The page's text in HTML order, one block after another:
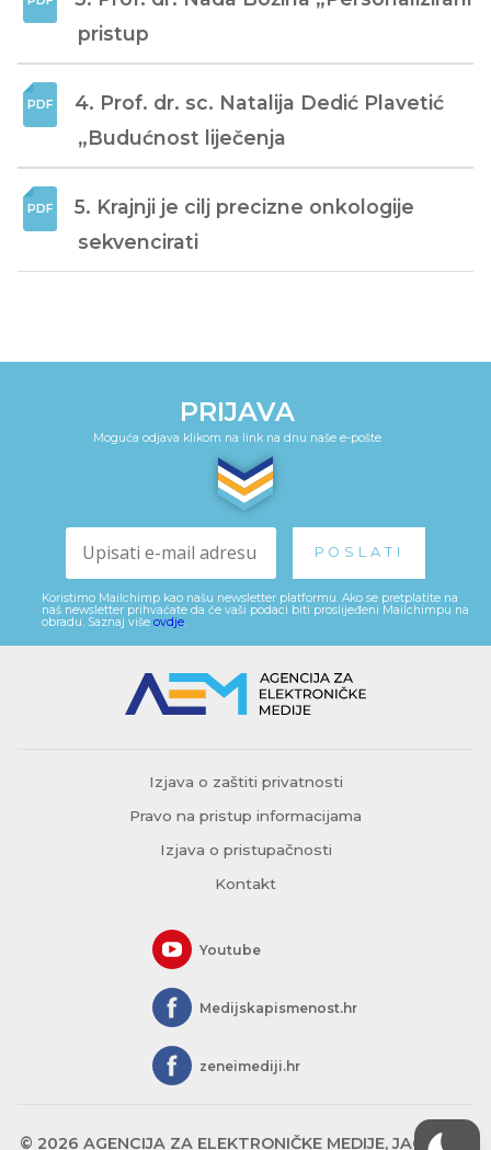
pristup
4. Prof. dr. sc. Natalija Dedić Plavetić
„Budućnost liječenja
5. Krajnji je cilj precizne onkologije
sekvencirati
PRIJAVA
Moguća odjava klikom na link na dnu naše e-pošte
Koristimo Mailchimp kao našu newsletter platformu. Ako se pretplatite na
naš newsletter prihvaćate da će vaši podaci biti proslijeđeni Mailchimpu na
obradu. Saznaj više ovdje
Izjava o zaštiti privatnosti
Pravo na pristup informacijama
Izjava o pristupačnosti
Kontakt
Youtube
Medijskapismenost.hr
zeneimediji.hr
© 2026 AGENCIJA ZA ELEKTRONIČKE MEDIJE, JAGIĆEVA